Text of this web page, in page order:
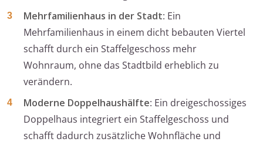
Mehrfamilienhaus in der Stadt: Ein
Mehrfamilienhaus in einem dicht bebauten Viertel
schafft durch ein Staffelgeschoss mehr
Wohnraum, ohne das Stadtbild erheblich zu
verändern.
Moderne Doppelhaushälfte: Ein dreigeschossiges
Doppelhaus integriert ein Staffelgeschoss und
schafft dadurch zusätzliche Wohnfläche und